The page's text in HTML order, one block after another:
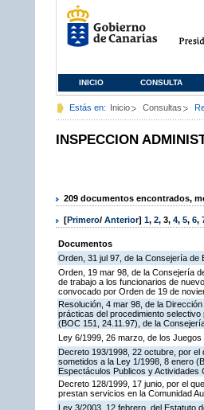
INICIO CONSULTA
Estás en: Inicio Consultas
INSPECCION
209 documentos encontrados,
[Primero/ Anterior] 1, 2, 3, 4, 5, 6,
Documentos
Orden, 31 jul 97, de la Consejería de
Orden, 19 mar 98, de la Consejería
de trabajo a los funcionarios de
convocado por Orden de 19 de
Resolución, 4 mar 98, de la
prácticas del procedimiento
(BOC 151, 24.11.97), de la
Ley 6/1999, 26 marzo, de los
Decreto 193/1998, 22 octubre, por
sometidos a la Ley 1/1998, 8 enero
Espectáculos Publicos y Actividades
Decreto 128/1999, 17 junio, por el
prestan servicios en la Comunidad
Ley 3/2003, 12 febrero, del Estatuto